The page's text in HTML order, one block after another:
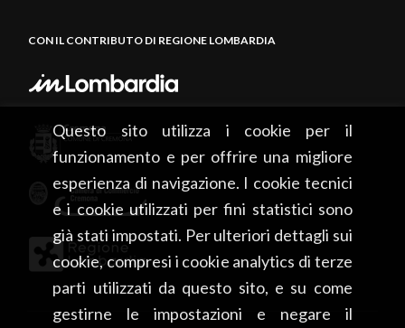
Questo sito utilizza i cookie per il
funzionamento e per offrire una migliore
esperienza di navigazione. I cookie tecnici
e i cookie utilizzati per fini statistici sono
già stati impostati. Per ulteriori dettagli sui
cookie, compresi i cookie analytics di terze
parti utilizzati da questo sito, e su come
gestirne le impostazioni e negare il
CON IL CONTRIBUTO DI REGIONE LOMBARDIA